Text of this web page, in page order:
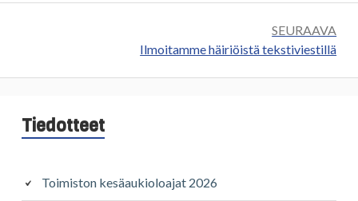
SEURAAVA
Seuraava:
Ilmoitamme häiriöistä tekstiviestillä
Sivupalkki
Tiedotteet
Toimiston kesäaukioloajat 2026